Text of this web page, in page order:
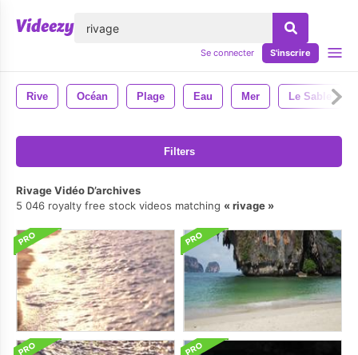
Se connecter S'inscrire
Rive Océan Plage Eau Mer Le Sable
Filters
Rivage Vidéo D’archives
5 046 royalty free stock videos matching
rivage